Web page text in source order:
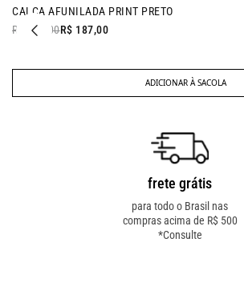
- 52% OFF
CALCA AFUNILADA PRINT PRETO
R$ 387,00R$ 187,00
ADICIONAR À SACOLA
frete grátis
para todo o Brasil nas
compras acima de R$ 500
*Consulte